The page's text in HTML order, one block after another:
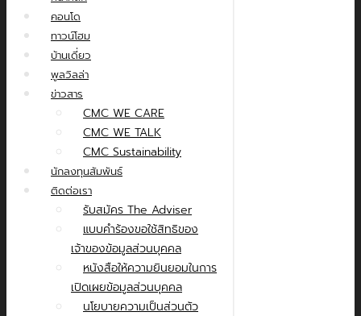
คอนโด
ทาวน์โฮม
บ้านเดี่ยว
พูลวิลล่า
ข่าวสาร
CMC WE CARE
CMC WE TALK
CMC Sustainability
นักลงทุนสัมพันธ์
ติดต่อเรา
รับสมัคร The Adviser
แบบคำร้องขอใช้สิทธิของ
เจ้าของข้อมูลส่วนบุคคล
หนังสือให้ความยินยอมในการ
เปิดเผยข้อมูลส่วนบุคคล
นโยบายความเป็นส่วนตัว